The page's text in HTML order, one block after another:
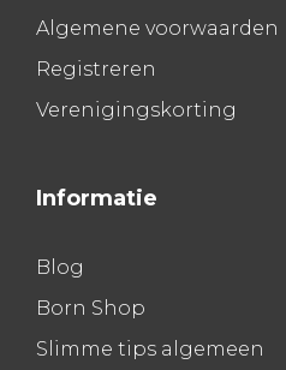
Algemene voorwaarden
Registreren
Verenigingskorting
Informatie
Blog
Born Shop
Slimme tips algemeen